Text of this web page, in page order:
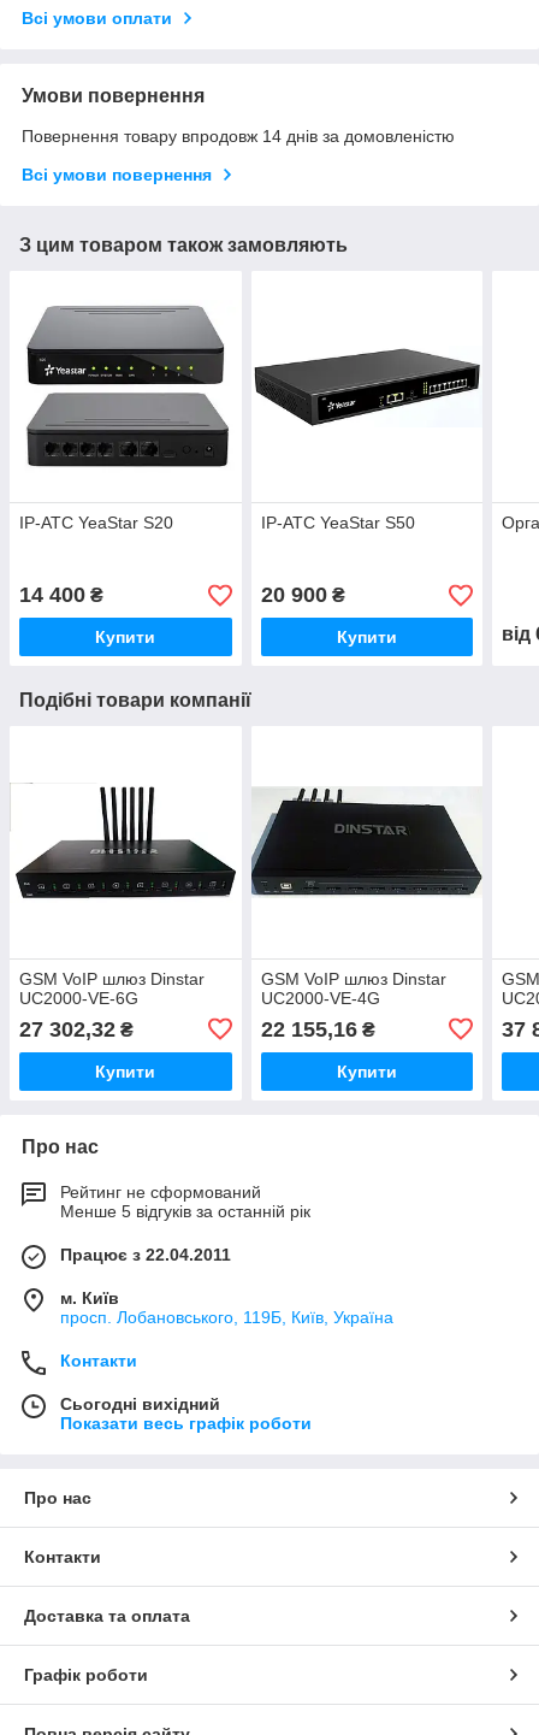
Всі умови оплати
Умови повернення
Повернення товару впродовж 14 днів за домовленістю
Всі умови повернення
З цим товаром також замовляють
IP-АТС YeaStar S20
14 400 ₴
Купити
IP-АТС YeaStar S50
20 900₴
Купити від
Подібні товари компанії
GSM VoIP шлюз Dinstar
UC2000-VE-6G
27 302,32 ₴
Купити
GSM VoIP шлюз Dinstar
UC2000-VE-4G
22 155,16₴
Купити
37
Про нас
Рейтинг не сформований
Менше 5 відгуків за останній рік
Працює з 22.04.2011
м. Київ
просп. Лобановського, 119Б, Київ, Україна
Контакти
Сьогодні вихідний
Показати весь графік роботи
Про нас
Контакти
Доставка та оплата
Графік роботи